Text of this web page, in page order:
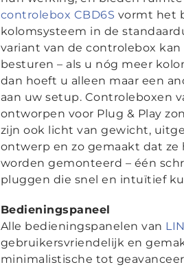
controlebox CBD6S vormt het
kolomsysteem in de
variant van de controlebox
besturen – als u nóg meer
dan hoeft u alleen maar een
aan uw setup. Controleboxen
ontworpen voor Plug & Play
zijn ook licht van gewicht,
ontwerp en zo gemaakt dat
worden gemonteerd – één
pluggen die snel en intuïtief
Bedieningspaneel
Alle bedieningspanelen van
gebruikersvriendelijk en
minimalistische tot